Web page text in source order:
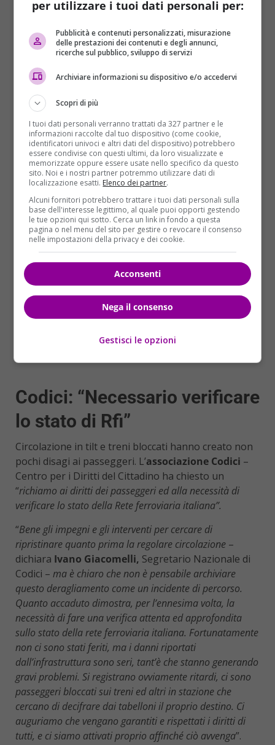
regionaleFirenze-Prato-Viareggiosono state
sospese, provocando cancellazioni e ritardi. A partire
dalle 11.50, Rfi ha fatto sapere che la circolazione
sullalinea Alta Velocità Firenze Bolognaè ripresa
gradualmente. “
linea convenzionale Firenze-Bologna, dove i tecnici Rfi
proseguiranno gli interventi di ripristino per garantire la
piena operatività della linea”,si legge in un
comunicato. Tra le stazioni di Firenze e Prato sono
stati attivati autobus sostitutivi. Per riattivare i treni
regionali sarà necessario più tempo.
Codici: “Necessario verificare
lo stato di Rfi”
Circolazione in tilt e treni bloccati hanno creato non
pochi disagi ai passeggeri. L’associazione Codici –
Centro per i Diritti del Cittadino ha chiesto un
“richiamo ai diritti dei passeggeri ed alla necessità di
verificare lo stato della Rete ferroviaria italiana”.
“Bene gli impegni e gli interventi per cercare di
ripristinare quanto prima la regolare circolazione –
dichiara Ivano Giacomelli, Segretario Nazionale di
Codici – ma è chiaro che non è pensabile archiviare
questo deragliamento come un incidente di percorso.
Quanto accaduto dimostra, per l’ennesima volta, la
necessità di fare una verifica attenta ed approfondita
sullo stato della rete ferroviaria italiana. Fortunatamente
non ci sono stati feriti, ma i danni riportati
dall’infrastruttura sono seri, tant’è che stanno generando
gravi problemi. Si registrano ovviamente ritardi, ci sono
passeggeri bloccati sui treni ed altri in stazione che
cercano di decifrare dai tabelloni il proprio destino. Ci
auguriamo che vengano garantiti e rispettati i diritti di
tutti, e ci siamo attivati proprio affinché ciò avvenga”.
per utilizzare i tuoi dati personali per:
Pubblicità e contenuti personalizzati, misurazione
delle prestazioni dei contenuti e degli annunci,
ricerche sul pubblico, sviluppo di servizi
Archiviare informazioni su dispositivo e/o accedervi
Scopri di più
I tuoi dati personali verranno trattati da 327 partner e le
informazioni raccolte dal tuo dispositivo (come cookie,
identificatori univoci e altri dati del dispositivo) potrebbero
essere condivise con questi ultimi, da loro visualizzate e
memorizzate oppure essere usate nello specifico da questo
sito. Noi e i nostri partner potremmo utilizzare dati di
localizzazione esatti. Elenco dei partner.
Alcuni fornitori potrebbero trattare i tuoi dati personali sulla
base dell'interesse legittimo, al quale puoi opporti gestendo
le tue opzioni qui sotto. Cerca un link in fondo a questa
pagina o nel menu del sito per gestire o revocare il consenso
nelle impostazioni della privacy e dei cookie.
Acconsenti
Nega il consenso
Gestisci le opzioni